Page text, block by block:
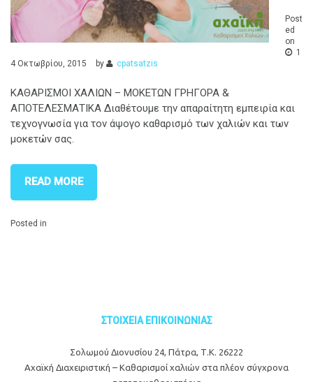
Post
ed
on
1
4 Οκτωβρίου, 2015
by cpatsatzis
ΚΑΘΑΡΙΣΜΟΙ ΧΑΛΙΩΝ – ΜΟΚΕΤΩΝ ΓΡΗΓΟΡΑ &
ΑΠΟΤΕΛΕΣΜΑΤΙΚΑ Διαθέτουμε την απαραίτητη εμπειρία και
τεχνογνωσία για τον άψογο καθαρισμό των χαλιών και των
μοκετών σας.
READ MORE
Posted in
ΣΤΟΙΧΕΙΑ ΕΠΙΚΟΙΝΩΝΙΑΣ
Σολωμού Διονυσίου 24, Πάτρα, Τ.Κ. 26222
Αχαϊκή Διαχειριστική – Καθαρισμοί χαλιών στα πλέον σύγχρονα